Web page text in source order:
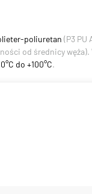
poliuretan (P3 PU
od średnicy
do +100°C.